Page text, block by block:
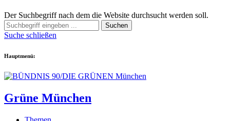
Der Suchbegriff nach dem die Website durchsucht werden soll.
Suchen
Suche schließen
Hauptmenü:
Grüne München